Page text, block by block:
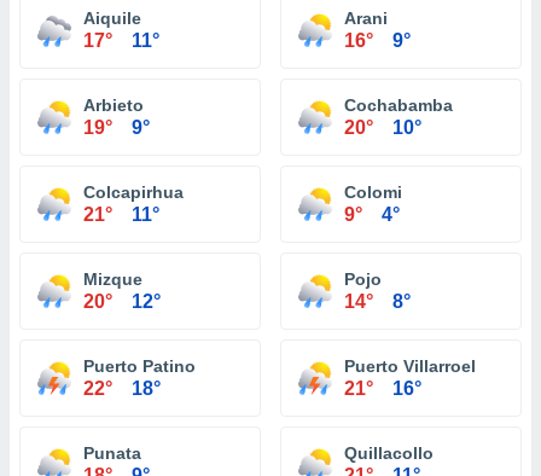
Aiquile
17° 11°
Arani
16° 9°
Arbieto
19° 9°
Cochabamba
20° 10°
Colcapirhua
21° 11°
Colomi
9° 4°
Mizque
20° 12°
Pojo
14° 8°
Puerto Patino
22° 18°
Puerto Villarroel
21° 16°
Punata Quillacollo